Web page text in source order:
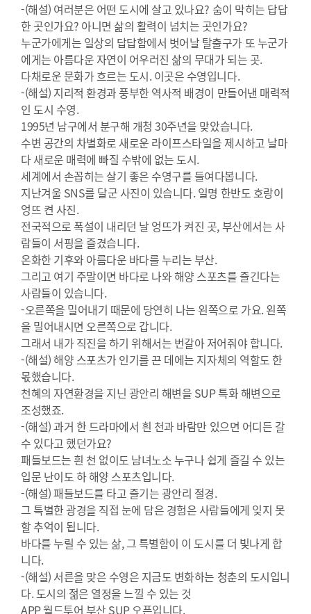
-(해설) 여러분은 어떤 도시에 살고 있나요? 숨이 막히는 답답
한 곳인가요? 아니면 삶의 활력이 넘치는 곳인가요?
누군가에게는 일상의 답답함에서 벗어날 탈출구가 또 누군가
에게는 아름다운 자연이 어우러진 삶의 무대가 되는 곳.
다채로운 문화가 흐르는 도시. 이곳은 수영입니다.
-(해설) 지리적 환경과 풍부한 역사적 배경이 만들어낸 매력적
인 도시 수영.
1995년 남구에서 분구해 개청 30주년을 맞았습니다.
수변 공간의 차별화로 새로운 라이프스타일을 제시하고 날마
다 새로운 매력에 빠질 수밖에 없는 도시.
세계에서 손꼽히는 살기 좋은 수영구를 들여다봅니다.
지난겨울 SNS를 달군 사진이 있습니다. 일명 한반도 호랑이
엉뜨 켠 사진.
전국적으로 폭설이 내리던 날 엉뜨가 켜진 곳, 부산에서는 사
람들이 서핑을 즐겼습니다.
온화한 기후와 아름다운 바다를 누리는 부산.
그리고 여기 주말이면 바다로 나와 해양 스포츠를 즐긴다는
사람들이 있습니다.
-오른쪽을 밀어내기 때문에 당연히 나는 왼쪽으로 가요. 왼쪽
을 밀어내시면 오른쪽으로 갑니다.
그래서 내가 직진을 하기 위해서는 번갈아 저어줘야 합니다.
-(해설) 해양 스포츠가 인기를 끈 데에는 지자체의 역할도 한
몫했습니다.
천혜의 자연환경을 지닌 광안리 해변을 SUP 특화 해변으로
조성했죠.
-(해설) 과거 한 드라마에서 흰 천과 바람만 있으면 어디든 갈
수 있다고 했던가요?
패들보드는 흰 천 없이도 남녀노소 누구나 쉽게 즐길 수 있는
입문 난이도 하 해양 스포츠입니다.
-(해설) 패들보드를 타고 즐기는 광안리 절경.
그 특별한 광경을 직접 눈에 담은 경험은 사람들에게 잊지 못
할 추억이 됩니다.
바다를 누릴 수 있는 삶, 그 특별함이 이 도시를 더 빛나게 합
니다.
-(해설) 서른을 맞은 수영은 지금도 변화하는 청춘의 도시입니
다. 도시의 젊은 열정을 느낄 수 있는 것
APP 월드투어 부산 SUP 오픈입니다.